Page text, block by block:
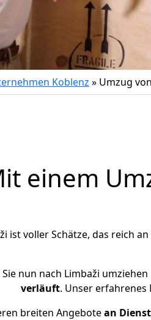
Koblenz » Umzug
einem
ist voller Schätze, das reich
Sie nun nach Limbaži
verläuft. Unser erfahrenes
breiten Angebotean